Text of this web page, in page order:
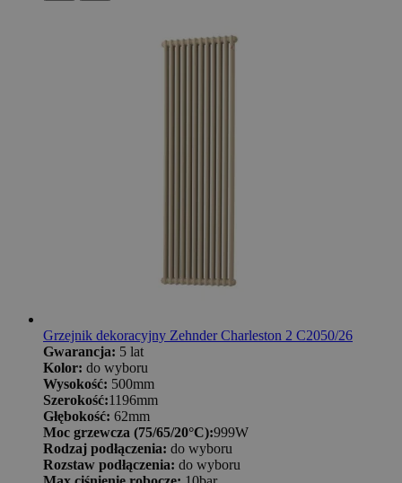
Grzejnik dekoracyjny Zehnder Charleston 2 C2050/26
Gwarancja: 5 lat
Kolor: do wyboru
Wysokość: 500mm
Szerokość:1196mm
Głębokość: 62mm
Moc grzewcza (75/65/20°C):999W
Rodzaj podłączenia: do wyboru
Rozstaw podłączenia: do wyboru